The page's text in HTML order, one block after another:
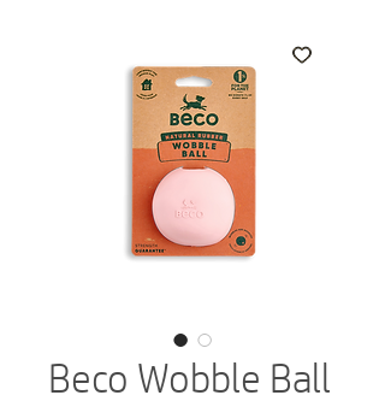
Beco Wobble Ball